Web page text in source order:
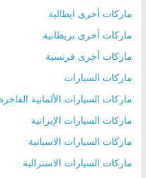
ماركات أخرى ايطالية
ماركات أخرى بريطانية
ماركات أخرى فرنسية
ماركات السيارات
ماركات السيارات الألمانية الفاخرة
ماركات السيارات الإيرانية
ماركات السيارات الاسبانية
ماركات السيارات الاسترالية